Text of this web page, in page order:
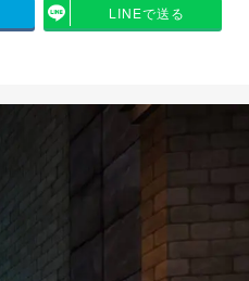
LINEで送る